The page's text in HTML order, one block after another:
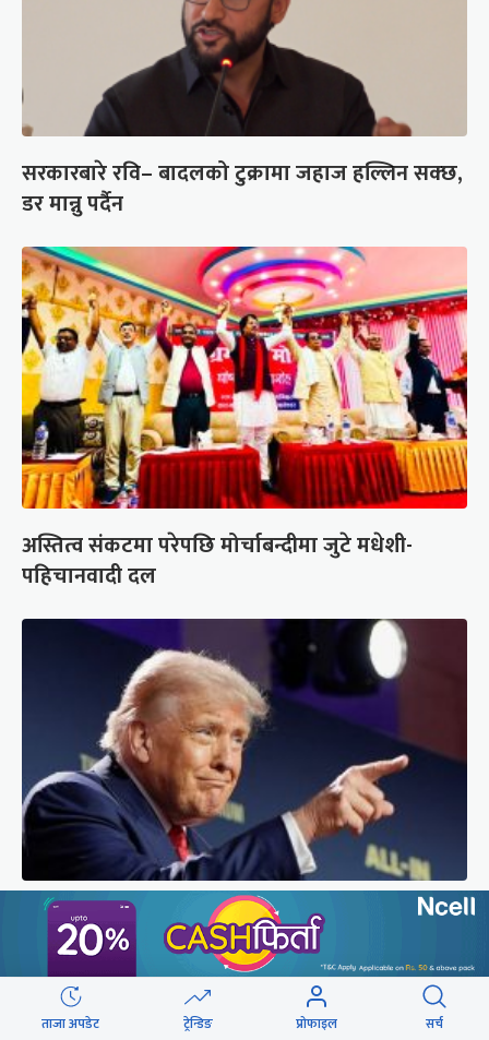
सरकारबारे रवि– बादलको टुक्रामा जहाज हल्लिन सक्छ,
डर मान्नु पर्दैन
अस्तित्व संकटमा परेपछि मोर्चाबन्दीमा जुटे मधेशी-
पहिचानवादी दल
अमेरिकामा रूसमाथि प्रतिबन्ध लगाउने विधेयक पारित,
भारतसहित ५ देशमा शतप्रतिशत भन्सार शुल्क
ताजा अपडेट ट्रेन्डिङ प्रोफाइल सर्च